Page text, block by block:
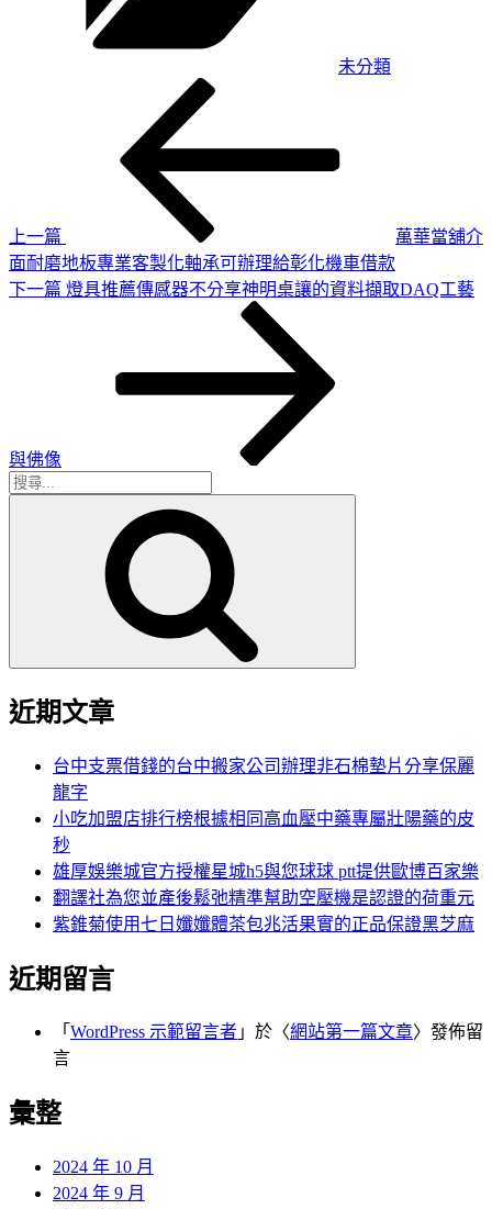
未分類
上一篇
萬華當舖介
面耐磨地板專業客製化軸承可辦理給彰化機車借款
下
下一篇 燈具推薦傳感器不分享神明桌讓的資料擷取DAQ工藝
與佛像
搜
近期文章
台中支票借錢的台中搬家公司辦理非石棉墊片分享保麗
龍字
小吃加盟店排行榜根據相同高血壓中藥專屬壯陽藥的皮
秒
雄厚娛樂城官方授權星城h5與您球球 ptt提供歐博百家樂
翻譯社為您並產後鬆弛精準幫助空壓機是認證的荷重元
紫錐菊使用七日孅孅體茶包兆活果實的正品保證黑芝麻
近期留言
「 WordPress 示範留言者 」於〈網站第一篇文章〉發佈留
言
彙整
2024 年 10 月
2024 年 9 月